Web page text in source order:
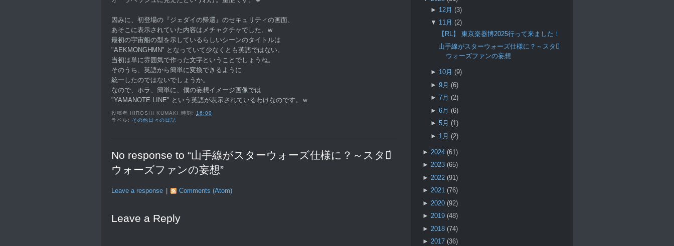
因みに、初登場の『ジェダイの帰還』のセキュリティの画面、
あそこに表示されていた内容はメチャクチャでした。w
最初の宇宙船の型を示しているらしいシーンのタイトルは
"AEKMONGHMN" となっていて少なくとも英語ではない。
当初は単に雰囲気で作った文字ということでしょうね。
そのうち、英語から簡単に変換できるように
統一したのではないでしょうか。
なので、ホラ、簡単に、僕の妄想イメージ画像では
"YAMANOTE LINE" という英語が表示されているわけなのです。ｗ
投稿者 HIROSHI KUMAKI 時刻:16:00
ラベル: その他日々の日記
No response to “山手線がスターウォーズ仕様に？～スター́
ウォーズファンの妄想”
Leave a response Comments (Atom)
Leave a Reply
► 12月 (3)
▼ 11月 (2)
【RL】 東京楽器博2025行って来ました！
山手線がスターウォーズ仕様に？～スター́
ウォーズファンの妄想
► 10月 (9)
► 9月 (6)
► 7月 (2)
► 6月 (6)
► 5月 (1)
► 1月 (2)
► 2024 (61)
► 2023 (65)
► 2022 (91)
► 2021 (76)
► 2020 (92)
► 2019 (48)
► 2018 (74)
► 2017 (36)